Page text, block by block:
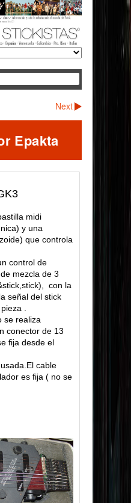
Next
Epakta
midi
y una
que controla
control de
mezcla de 3
con la
señal del stick
.
se realiza
conector de 13
fija desde el
cable
es fija ( no se